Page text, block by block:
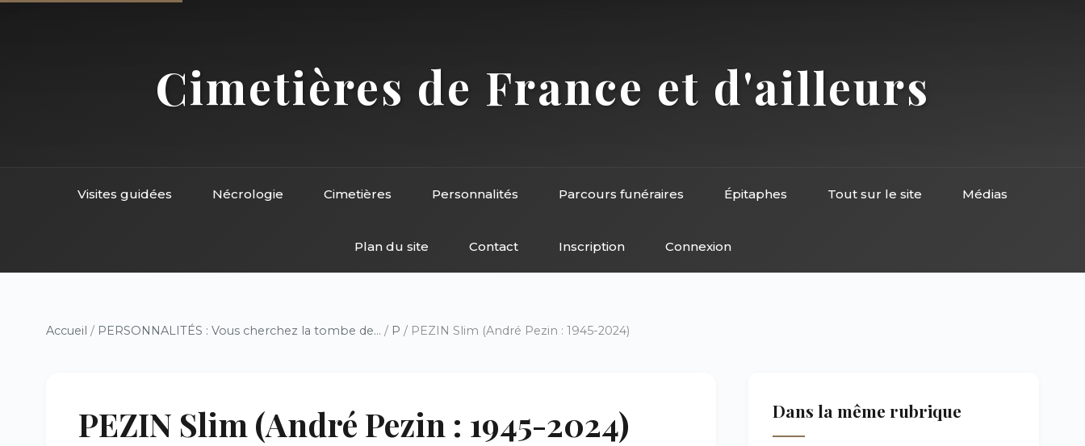
Cimetières de France et d'ailleurs
Visites guidées Nécrologie Cimetières Personnalités Parcours funéraires Épitaphes Tout sur le site Médias
Plan du site Contact Inscription Connexion
Accueil / PERSONNALITÉS : Vous cherchez la tombe de... / P / PEZIN Slim (André Pezin : 1945-2024)
PEZIN Slim (André Pezin : 1945-2024) Dans la même rubrique